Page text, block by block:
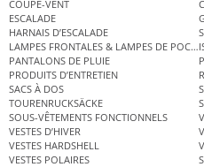
COUPE-VENT
ESCALADE
HARNAIS D’ESCALADE
LAMPES FRONTALES & LAMPES DE POCHE
PANTALONS DE PLUIE
PRODUITS D’ENTRETIEN
SACS À DOS
TOURENRUCKSÄCKE
SOUS-VÊTEMENTS FONCTIONNELS
VESTES D’HIVER
VESTES HARDSHELL
VESTES POLAIRES